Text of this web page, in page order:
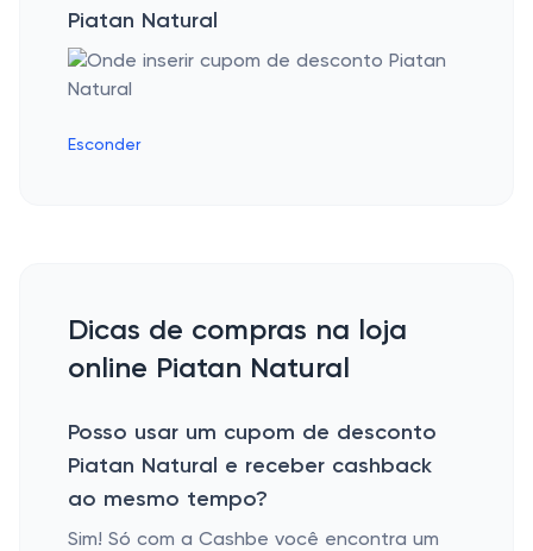
Piatan Natural
Esconder
Dicas de compras na loja
online Piatan Natural
Posso usar um cupom de desconto
Piatan Natural e receber cashback
ao mesmo tempo?
Sim! Só com a Cashbe você encontra um